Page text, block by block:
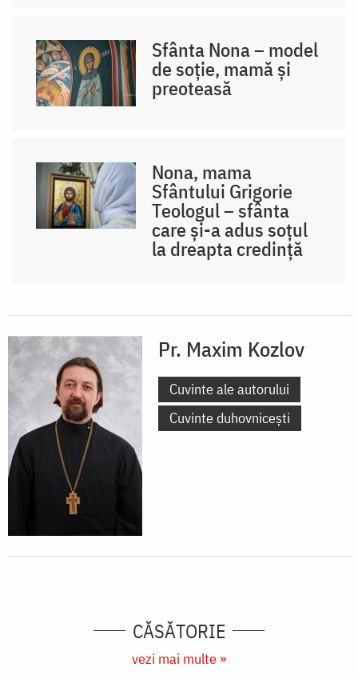
Sfânta Nona – model
de soție, mamă și
preoteasă
Nona, mama
Sfântului Grigorie
Teologul – sfânta
care și-a adus soțul
la dreapta credință
Pr. Maxim Kozlov
Cuvinte ale autorului
Cuvinte duhovnicești
CĂSĂTORIE
vezi mai multe »